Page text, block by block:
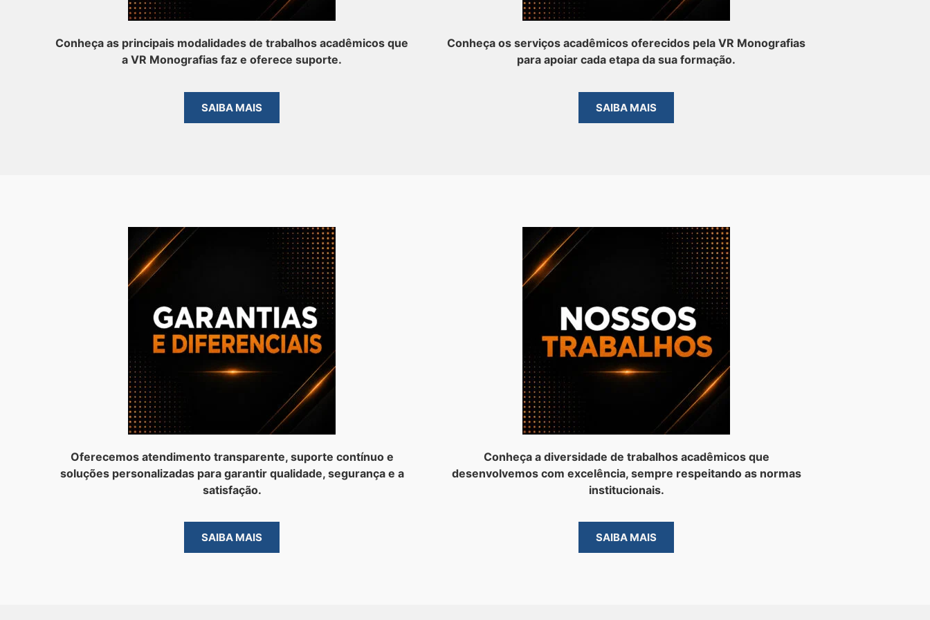
Conheça as principais modalidades de trabalhos acadêmicos que
a VR Monografias faz e oferece suporte.
SAIBA MAIS
Conheça os serviços acadêmicos oferecidos pela VR Monografias
para apoiar cada etapa da sua formação.
SAIBA MAIS
Oferecemos atendimento transparente, suporte contínuo e
soluções personalizadas para garantir qualidade, segurança e a
satisfação.
SAIBA MAIS
Conheça a diversidade de trabalhos acadêmicos que
desenvolvemos com excelência, sempre respeitando as normas
institucionais.
SAIBA MAIS